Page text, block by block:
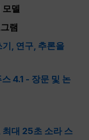
델
램
, 연구, 추론을
4.1 - 장문 및 논
대 25초 소라 스